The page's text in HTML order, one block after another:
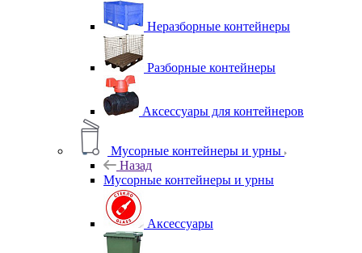
Неразборные контейнеры
Разборные контейнеры
Аксессуары для контейнеров
Мусорные контейнеры и урны
Назад
Мусорные контейнеры и урны
Аксессуары